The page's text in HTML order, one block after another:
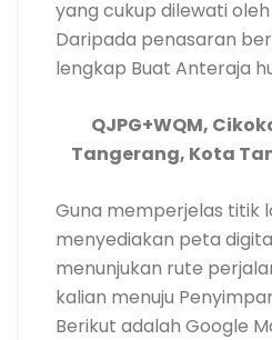
yang cukup dilewati
Daripada penasaran
lengkap Buat Anteraja
QJPG+WQM,
Tangerang, Kota
Guna memperjelas titik
menyediakan peta
menunjukan rute
kalian menuju
Berikut adalah Google